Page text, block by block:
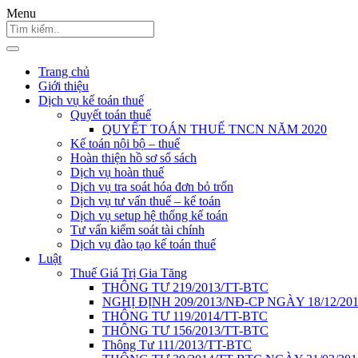
Menu
Trang chủ
Giới thiệu
Dịch vụ kế toán thuế
Quyết toán thuế
QUYẾT TOÁN THUẾ TNCN NĂM 2020
Kế toán nội bộ – thuế
Hoàn thiện hồ sơ sổ sách
Dịch vụ hoàn thuế
Dịch vụ tra soát hóa đơn bỏ trốn
Dịch vụ tư vấn thuế – kế toán
Dịch vụ setup hệ thống kế toán
Tư vấn kiểm soát tài chính
Dịch vụ đào tạo kế toán thuế
Luật
Thuế Giá Trị Gia Tăng
THÔNG TƯ 219/2013/TT-BTC
NGHỊ ĐỊNH 209/2013/NĐ-CP NGÀY 18/12/
THÔNG TƯ 119/2014/TT-BTC
THÔNG TƯ 156/2013/TT-BTC
Thông Tư 111/2013/TT-BTC